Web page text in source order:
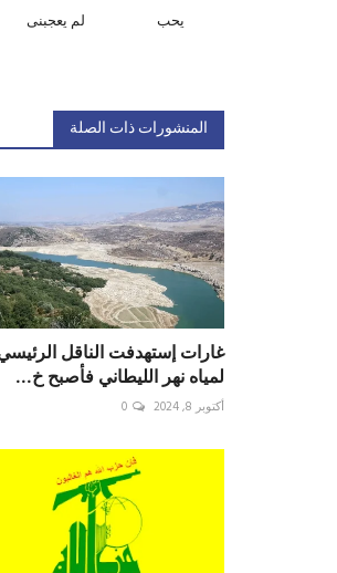
يحب لم يعجبنى
المنشورات ذات الصلة
غارات إستهدفت الناقل
لمياه نهر الليطاني فأصبح خ...
أكتوبر 8, 2024 0